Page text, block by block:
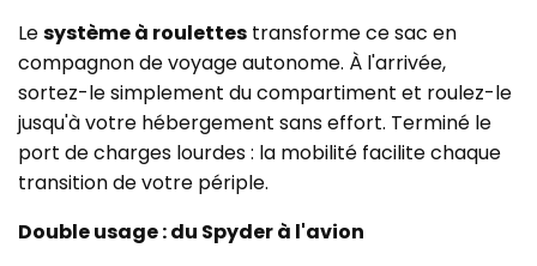
Lesystème à roulettes transforme ce sac en
compagnon de voyage autonome. À l'arrivée,
sortez-le simplement du compartiment et roulez-le
jusqu'à votre hébergement sans effort. Terminé le
port de charges lourdes : la mobilité facilite chaque
transition de votre périple.
Double usage : du Spyder à l'avion